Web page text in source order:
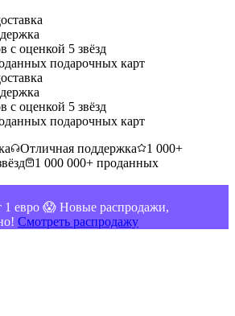
с оценкой 5 звёзд
подарочных карт
с оценкой 5 звёзд
подарочных карт
Отличная поддержка
1 000+
1 000 000+ проданных
1 евро 😱 Новые распродажи,
Смотреть распродажу